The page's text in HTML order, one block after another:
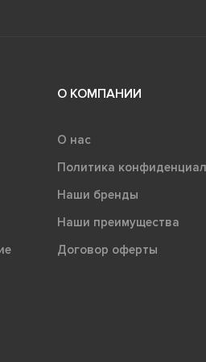
О КОМПАНИИ
О нас
Политика
Наши бренды
Наши преимущества
Договор оферты